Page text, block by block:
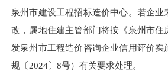
泉州市建设工程招标造价中心。若企业
改，属地住建主管部门将按《泉州市住
发泉州市工程造价咨询企业信用评价实
规〔2024〕8号）有关要求处理。